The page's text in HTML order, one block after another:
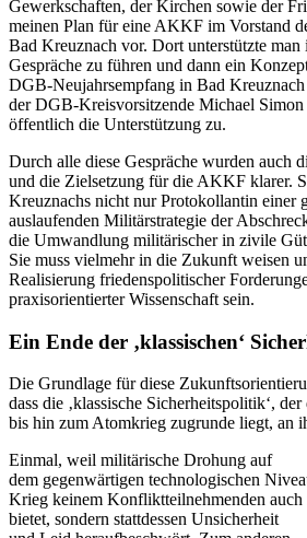
Gewerkschaften, der Kirchen sowie der
meinen Plan für eine AKKF im Vorstand
Bad Kreuznach vor. Dort unterstützte
Gespräche zu führen und dann ein
DGB-Neujahrsempfang in Bad
der DGB-Kreisvorsitzende Michael
öffentlich die Unterstützung zu.
Durch alle diese Gespräche wurden auch
und die Zielsetzung für die AKKF klarer.
Kreuznachs nicht nur Protokollantin einer
auslaufenden Militärstrategie der
die Umwandlung militärischer in zivile
Sie muss vielmehr in die Zukunft weisen
Realisierung friedenspolitischer
praxisorientierter Wissenschaft sein.
Ein Ende der ‚klassischen‘
Die Grundlage für diese
dass die ‚klassische Sicherheitspolitik‘,
bis hin zum Atomkrieg zugrunde liegt, an
Einmal, weil militärische Drohung auf
dem gegenwärtigen technologischen
Krieg keinem Konfliktteilnehmenden auch
bietet, sondern stattdessen Unsicherheit